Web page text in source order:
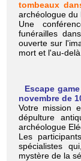
tombeaux
archéologue du
Une
funérailles
ouverte sur
mort et l'au-delà.
Escape
novembre de
Votre mission
dépulture
archéologue
Les
spécialistes
mystère de la